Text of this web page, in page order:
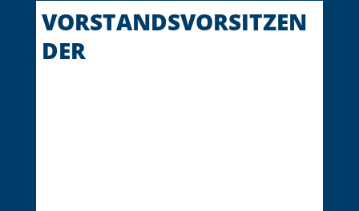
VORSTANDSVORSITZEN
DER